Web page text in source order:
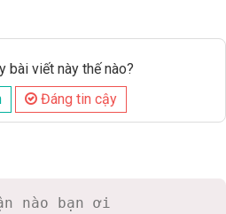
bài viết này thế nào?
Đáng tin cậy